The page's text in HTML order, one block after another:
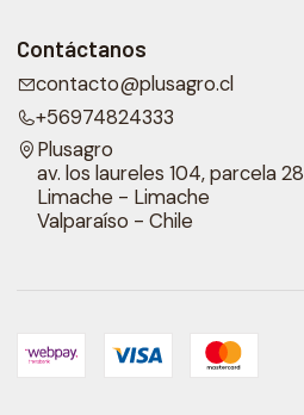
Contáctanos
contacto@plusagro.cl
+56974824333
Plusagro
av. los laureles 104, parcela 28
Limache - Limache
Valparaíso - Chile